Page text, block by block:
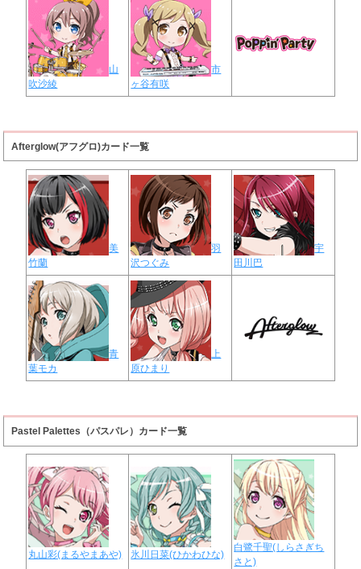
山
吹沙綾
市
ヶ谷有咲
Afterglow(アフグロ)カード一覧
美
竹蘭
羽
沢つぐみ
宇
田川巴
青
葉モカ
上
原ひまり
Pastel Palettes（パスパレ）カード一覧
丸山彩(まるやまあや) 氷川日菜(ひかわひな)
白鷺千聖(しらさぎち
さと)